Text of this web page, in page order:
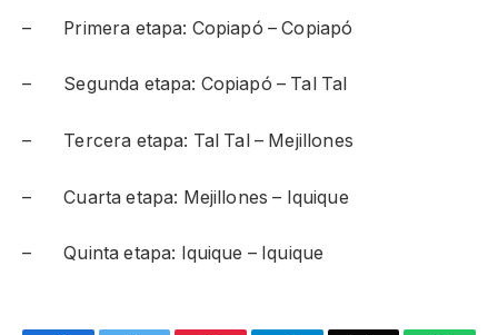
– Primera etapa: Copiapó – Copiapó
– Segunda etapa: Copiapó – Tal Tal
– Tercera etapa: Tal Tal – Mejillones
– Cuarta etapa: Mejillones – Iquique
– Quinta etapa: Iquique – Iquique